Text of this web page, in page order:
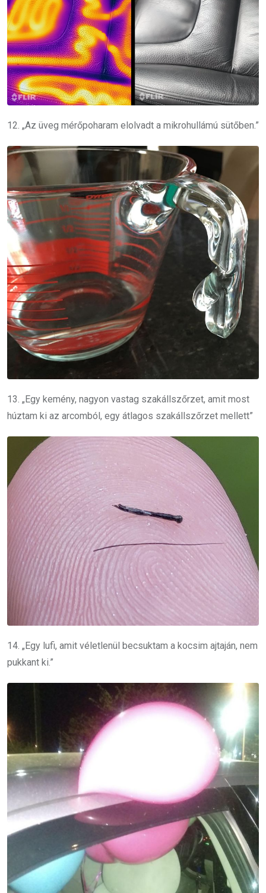
12. „Az üveg mérőpoharam elolvadt a mikrohullámú sütőben.”
13. „Egy kemény, nagyon vastag szakállszőrzet, amit most
húztam ki az arcomból, egy átlagos szakállszőrzet mellett”
14. „Egy lufi, amit véletlenül becsuktam a kocsim ajtaján, nem
pukkant ki.”